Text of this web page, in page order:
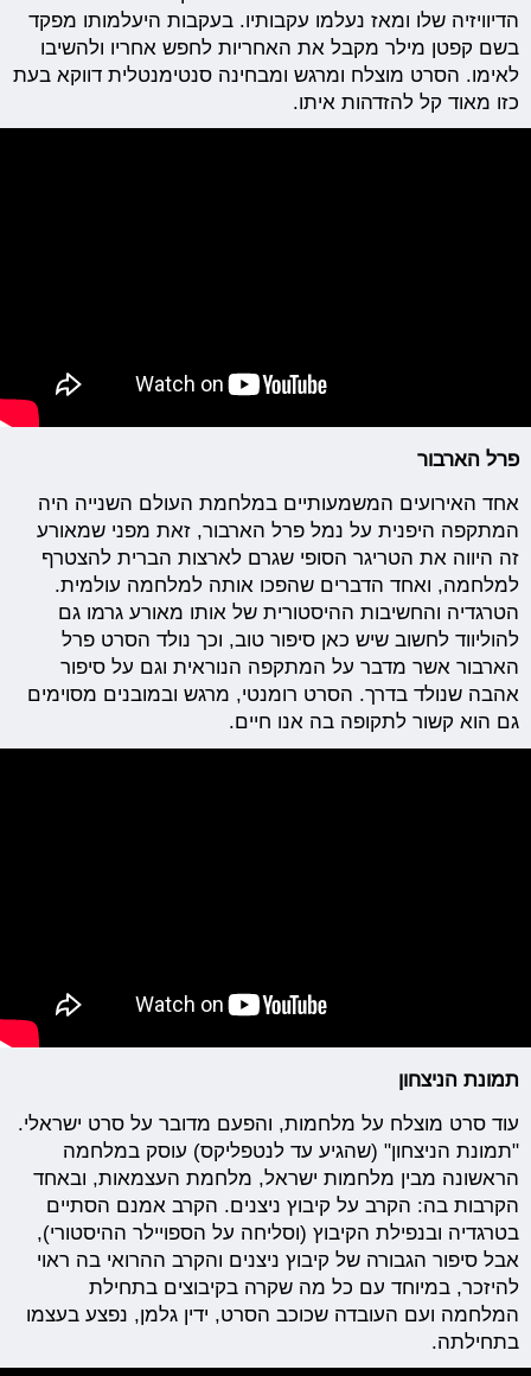
הדיוויזיה שלו ומאז נעלמו עקבותיו. בעקבות היעלמותו מפקד
בשם קפטן מילר מקבל את האחריות לחפש אחריו ולהשיבו
לאימו. הסרט מוצלח ומרגש ומבחינה סנטימנטלית דווקא בעת
כזו מאוד קל להזדהות איתו.
פרל הארבור
אחד האירועים המשמעותיים במלחמת העולם השנייה היה
המתקפה היפנית על נמל פרל הארבור, זאת מפני שמאורע
זה היווה את הטריגר הסופי שגרם לארצות הברית להצטרף
למלחמה, ואחד הדברים שהפכו אותה למלחמה עולמית.
הטרגדיה והחשיבות ההיסטורית של אותו מאורע גרמו גם
להוליווד לחשוב שיש כאן סיפור טוב, וכך נולד הסרט פרל
הארבור אשר מדבר על המתקפה הנוראית וגם על סיפור
אהבה שנולד בדרך. הסרט רומנטי, מרגש ובמובנים מסוימים
גם הוא קשור לתקופה בה אנו חיים.
תמונת הניצחון
עוד סרט מוצלח על מלחמות, והפעם מדובר על סרט ישראלי.
"תמונת הניצחון" (שהגיע עד לנטפליקס) עוסק במלחמה
הראשונה מבין מלחמות ישראל, מלחמת העצמאות, ובאחד
הקרבות בה: הקרב על קיבוץ ניצנים. הקרב אמנם הסתיים
בטרגדיה ובנפילת הקיבוץ (וסליחה על הספויילר ההיסטורי),
אבל סיפור הגבורה של קיבוץ ניצנים והקרב ההרואי בה ראוי
להיזכר, במיוחד עם כל מה שקרה בקיבוצים בתחילת
המלחמה ועם העובדה שכוכב הסרט, ידין גלמן, נפצע בעצמו
בתחילתה.